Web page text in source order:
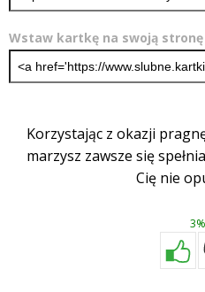
Wstaw kartkę na swoją stronę
Korzystając z okazji
marzysz zawsze się
Cię nie
3%